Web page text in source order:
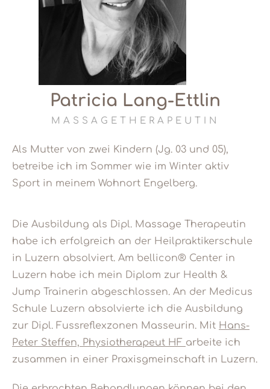
Patricia Lang-Ettlin
MASSAGETHERAPEUTIN
Als Mutter von zwei Kindern (Jg. 03 und 05),
betreibe ich im Sommer wie im Winter aktiv
Sport in meinem Wohnort Engelberg.
Die Ausbildung als Dipl. Massage Therapeutin
habe ich erfolgreich an der Heilpraktikerschule
in Luzern absolviert. Am bellicon® Center in
Luzern habe ich mein Diplom zur Health &
Jump Trainerin abgeschlossen. An der Medicus
Schule Luzern absolvierte ich die Ausbildung
zur Dipl. Fussreflexzonen Masseurin. Mit Hans-
Peter Steffen, Physiotherapeut HF arbeite ich
zusammen in einer Praxisgmeinschaft in Luzern.